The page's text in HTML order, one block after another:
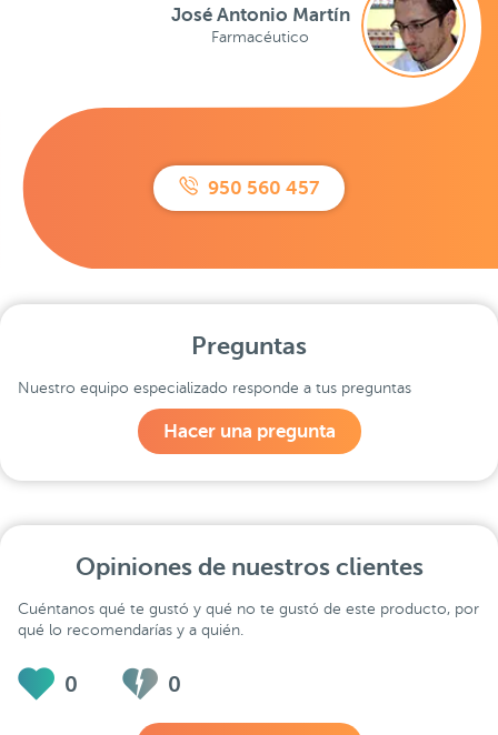
950 560 457
José Antonio Martín
Farmacéutico
Preguntas
Nuestro equipo especializado responde a tus preguntas
Hacer una pregunta
Opiniones de nuestros clientes
Cuéntanos qué te gustó y qué no te gustó de este producto, por
qué lo recomendarías y a quién.
0 0